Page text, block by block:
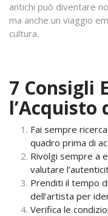
antichi può diventare
ma anche un viaggio
cultura.
7 Consigli
Fai sempre
quadro prima di
Rivolgi sempre a
valutare
Prenditi il tempo
dell’artista per
Verifica le